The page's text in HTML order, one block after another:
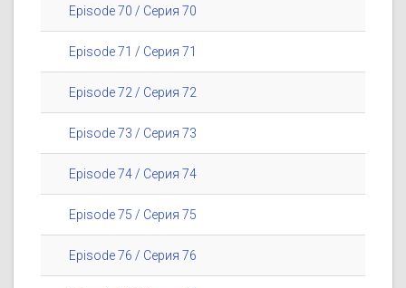
Episode 70 / Серия 70
Episode 71 / Серия 71
Episode 72 / Серия 72
Episode 73 / Серия 73
Episode 74 / Серия 74
Episode 75 / Серия 75
Episode 76 / Серия 76